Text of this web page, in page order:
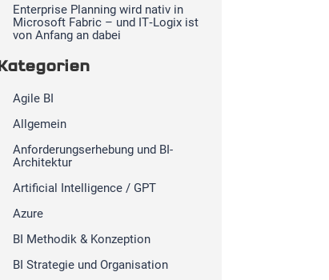
Enterprise Planning wird nativ in
Microsoft Fabric – und IT‑Logix ist
von Anfang an dabei
Kategorien
Agile BI
Allgemein
Anforderungserhebung und BI-
Architektur
Artificial Intelligence / GPT
Azure
BI Methodik & Konzeption
BI Strategie und Organisation